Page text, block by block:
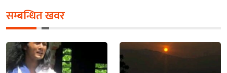
सम्बन्धित खवर